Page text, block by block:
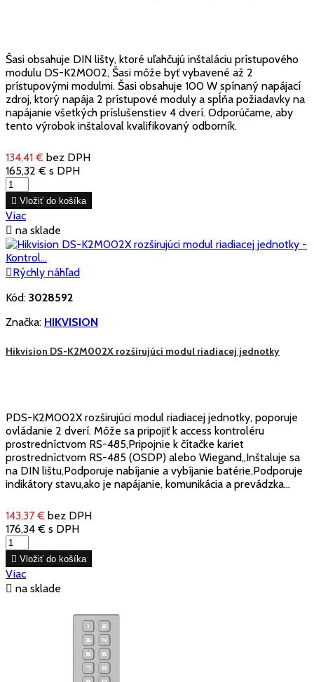
Šasi obsahuje DIN lišty, ktoré uľahčujú inštaláciu prístupového
modulu DS-K2M002, Šasi môže byť vybavené až 2
prístupovými modulmi. Šasi obsahuje 100 W spínaný napájací
zdroj, ktorý napája 2 prístupové moduly a spĺňa požiadavky na
napájanie všetkých príslušenstiev 4 dverí. Odporúčame, aby
tento výrobok inštaloval kvalifikovaný odborník.
134,41 € bez DPH
165,32 € s DPH
 Vložiť do košíka
Viac
 na sklade
Rýchly náhľad
Kód: 3028592
Značka: HIKVISION
Hikvision DS-K2M002X rozširujúci modul riadiacej jednotky
PDS-K2M002X rozširujúci modul riadiacej jednotky, poporuje
ovládanie 2 dverí. Môže sa pripojiť k access kontroléru
prostredníctvom RS-485,Pripojnie k čítačke kariet
prostredníctvom RS-485 (OSDP) alebo Wiegand,,Inštaluje sa
na DIN lištu,Podporuje nabíjanie a vybíjanie batérie,Podporuje
indikátory stavu,ako je napájanie, komunikácia a prevádzka...
143,37 € bez DPH
176,34 € s DPH
 Vložiť do košíka
Viac
 na sklade